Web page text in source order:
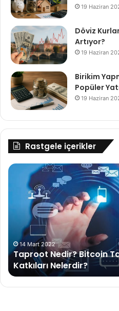
19 Haziran
Döviz
Artıyor?
19 Haziran
Birikim
Popüler
19 Haziran
Rastgele içerikler
Taproot Nedir? Bitcoin Taproot
Katkıları
Nelerdir?
14 Mart 2022
Taproot Nedir? Bitcoin
Katkıları Nelerdir?